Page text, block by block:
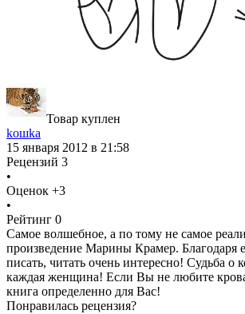
Товар куплен
koшka
15 января 2012 в 21:58
Рецензий 3
•
Оценок +3
•
Рейтинг 0
Самое волшебное, а по тому не самое
произведение Марины Крамер. Благодаря
писать, читать очень интересно! Судьба о
каждая женщина! Если Вы не любите
книга определенно для Вас!
Понравилась рецензия?